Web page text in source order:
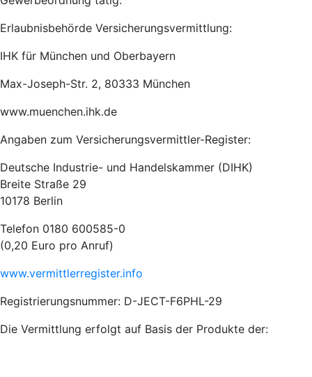
Erlaubnisbehörde Versicherungsvermittlung:
IHK für München und Oberbayern
Max-Joseph-Str. 2, 80333 München
www.muenchen.ihk.de
Angaben zum Versicherungsvermittler-Register:
Deutsche Industrie- und Handelskammer (DIHK)
Breite Straße 29
10178 Berlin
Telefon 0180 600585-0
(0,20 Euro pro Anruf)
www.vermittlerregister.info
Registrierungsnummer: D-JECT-F6PHL-29
Die Vermittlung erfolgt auf Basis der Produkte der: